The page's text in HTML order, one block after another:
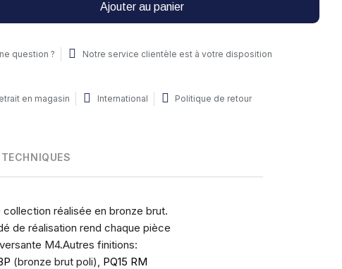
Ajouter au panier
question ? Notre service clientèle est à votre disposition
en magasin International Politique de retour
réalisée en bronze brut.
de réalisation rend chaque pièce
M4.Autres finitions:
(bronze brut poli), PQ15 RM